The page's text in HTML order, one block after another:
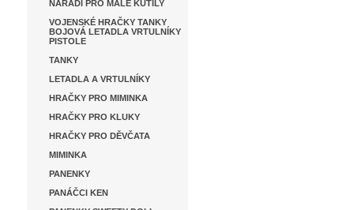
NÁŘADÍ PRO MALÉ KUTILY
VOJENSKÉ HRAČKY TANKY
BOJOVÁ LETADLA VRTULNÍKY
PISTOLE
TANKY
LETADLA A VRTULNÍKY
HRAČKY PRO MIMINKA
HRAČKY PRO KLUKY
HRAČKY PRO DĚVČATA
MIMINKA
PANENKY
PANÁČCI KEN